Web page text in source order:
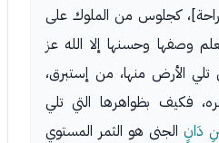
كجلوس من الملوك على
وصفها وحسنها إلا الله عز
تلي الأرض منها، من إستبرق،
فكيف بظواهرها التي تلي
دَانٍ الجنى هو الثمر المستوي